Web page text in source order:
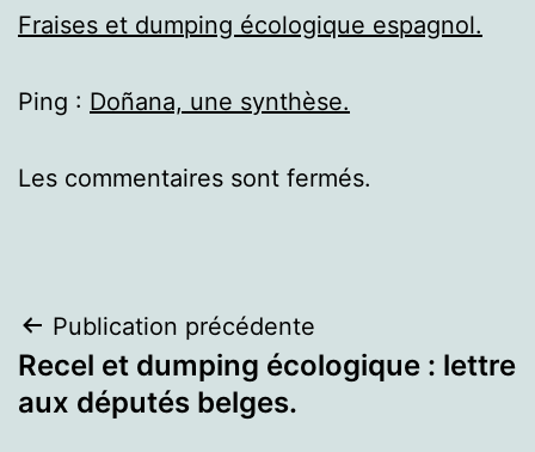
Fraises et dumping écologique espagnol.
Ping : Doñana, une synthèse.
Les commentaires sont fermés.
Navigation
de
Publication précédente
Recel et dumping écologique : lettre
aux députés belges.